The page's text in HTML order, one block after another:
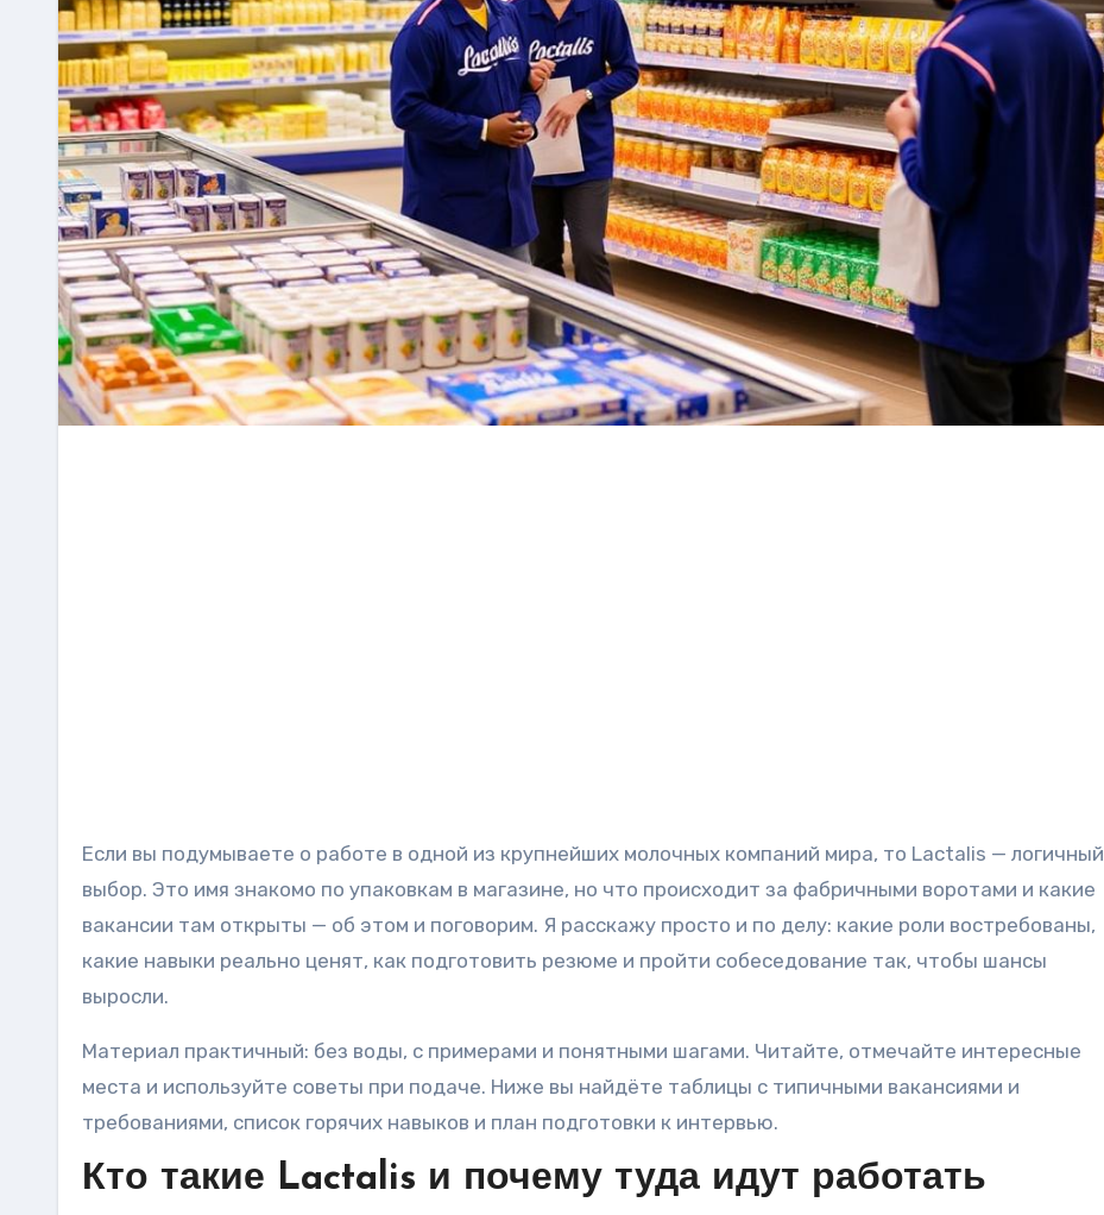
Если вы подумываете о работе в одной из крупнейших молочных компаний мира, то Lactalis — логичный
выбор. Это имя знакомо по упаковкам в магазине, но что происходит за фабричными воротами и какие
вакансии там открыты — об этом и поговорим. Я расскажу просто и по делу: какие роли востребованы,
какие навыки реально ценят, как подготовить резюме и пройти собеседование так, чтобы шансы
выросли.
Материал практичный: без воды, с примерами и понятными шагами. Читайте, отмечайте интересные
места и используйте советы при подаче. Ниже вы найдёте таблицы с типичными вакансиями и
требованиями, список горячих навыков и план подготовки к интервью.
Кто такие Lactalis и почему туда идут работать